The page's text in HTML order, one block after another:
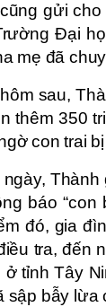
gửi
Đại
mẹ đã
sau,
thêm 350
con trai
báo “con
đó, gia
tra, đến
ở tỉnh Tây
sập bẫy lừa